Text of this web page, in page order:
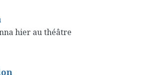
hier au théâtre